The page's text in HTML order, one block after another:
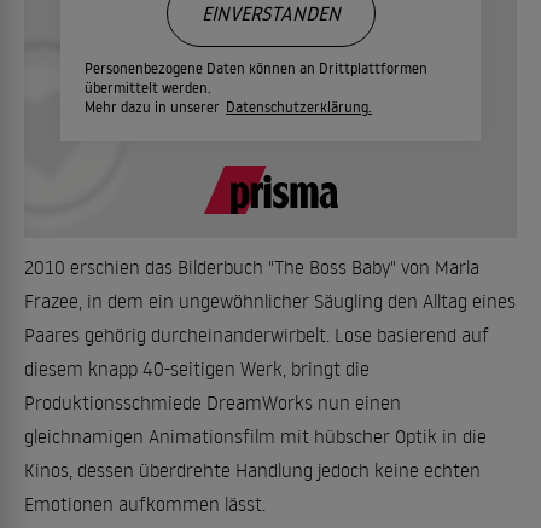
Personenbezogene Daten können an Drittplattformen
übermittelt werden.
Mehr dazu in unserer Datenschutzerklärung.
EINVERSTANDEN
2010 erschien das Bilderbuch "The Boss Baby" von Marla
Frazee, in dem ein ungewöhnlicher Säugling den Alltag eines
Paares gehörig durcheinanderwirbelt. Lose basierend auf
diesem knapp 40-seitigen Werk, bringt die
Produktionsschmiede DreamWorks nun einen
gleichnamigen Animationsfilm mit hübscher Optik in die
Kinos, dessen überdrehte Handlung jedoch keine echten
Emotionen aufkommen lässt.